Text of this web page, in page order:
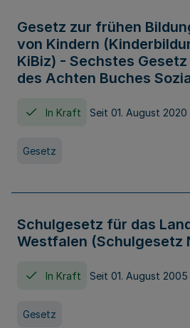
Gesetz zur frühen
von Kindern
KiBiz) - Sechstes
des Achten Buches
In Kraft Seit 01. August 2020
Gesetz
Schulgesetz für das
Westfalen (Schulgesetz
In Kraft Seit 01. August 2005
Gesetz